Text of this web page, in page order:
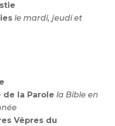
le mardi, jeudi et
de la Parole la Bible en
Vêpres du